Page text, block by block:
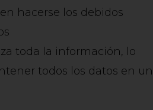
hacerse los debidos
toda la información, lo
todos los datos en un